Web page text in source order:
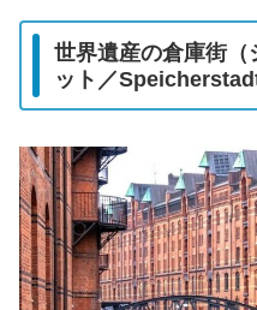
世界遺産の倉庫街（
ット／Speicherstadt